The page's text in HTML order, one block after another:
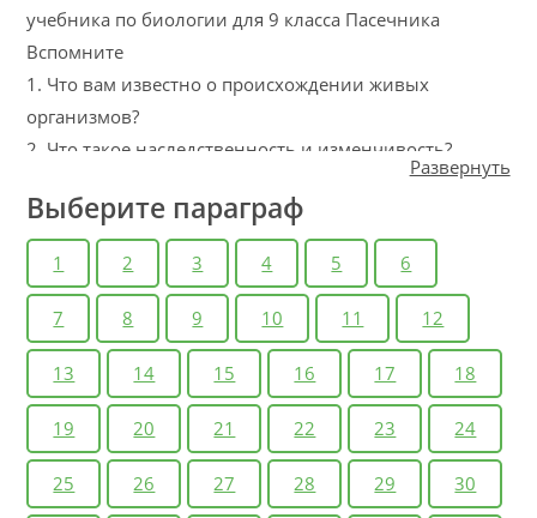
Развернуть
учебника по биологии для 9 класса Пасечника
Вспомните
1. Что вам известно о происхождении живых
организмов?
2. Что такое наследственность и изменчивость?
Возьмите в библиотеке книгу Ч. Дарвина
«Происхождение видов путём естественного отбора»
с комментариями современных
учёных−эволюционистов А. В. Яблокова и Б. М.
Медникова (М.: Просвещение, 1986), почитайте её.
Попробуйте определить, в каком стиле написана эта
книга. По каким признакам можно установить, что
книга написана научным языком? Подтвердите
примерами.
Вопросы
Выберите параграф
1 2 3 4 5 6
7 8 9 10 11 12
13 14 15 16 17 18
19 20 21 22 23 24
25 26 27 28 29 30